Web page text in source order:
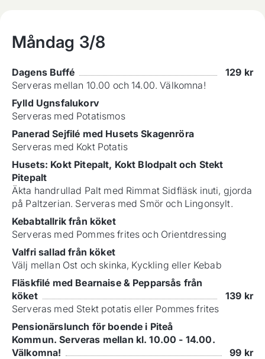
Måndag 3/8
Dagens Buffé 129 kr
Serveras mellan 10.00 och 14.00. Välkomna!
Fylld Ugnsfalukorv
Serveras med Potatismos
Panerad Sejfilé med Husets Skagenröra
Serveras med Kokt Potatis
Husets: Kokt Pitepalt, Kokt Blodpalt och Stekt
Pitepalt
Äkta handrullad Palt med Rimmat Sidfläsk inuti, gjorda
på Paltzerian. Serveras med Smör och Lingonsylt.
Kebabtallrik från köket
Serveras med Pommes frites och Orientdressing
Valfri sallad från köket
Välj mellan Ost och skinka, Kyckling eller Kebab
Fläskfilé med Bearnaise & Pepparsås från
köket
139 kr
Serveras med Stekt potatis eller Pommes frites
Pensionärslunch för boende i Piteå
Kommun. Serveras mellan kl. 10.00 - 14.00.
Välkomna!
99 kr